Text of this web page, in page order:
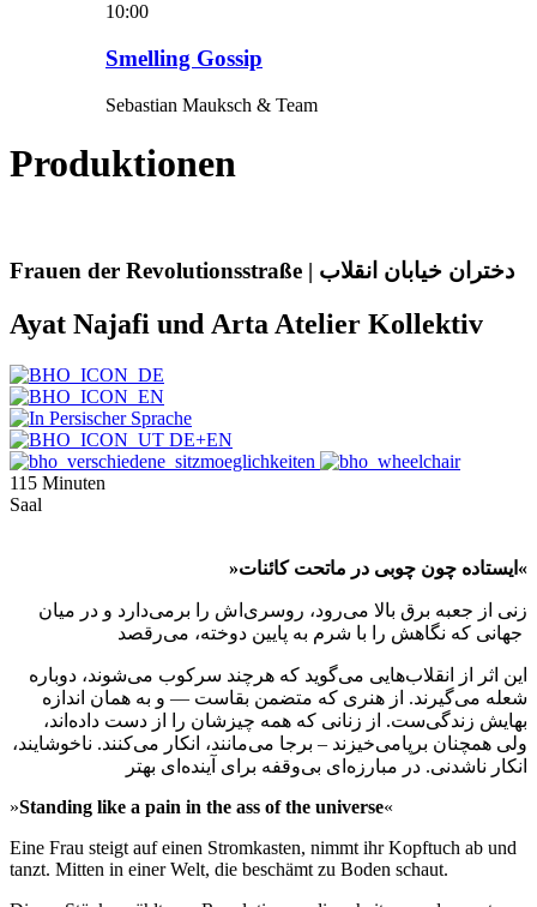
10:00
Smelling Gossip
Sebastian Mauksch & Team
Produktionen
Frauen der Revolutionsstraße | دختران خیابان انقلاب
Ayat Najafi und Arta Atelier Kollektiv
115 Minuten
Saal
»ایستاده چون چوبی در ماتحت کائنات«
زنی از جعبه برق بالا می‌رود، روسری‌اش را برمی‌دارد و در میان
این اثر از انقلاب‌هایی می‌گوید که هرچند سرکوب می‌شوند، دوباره
شعله می‌گیرند. از هنری که متضمن بقاست — و به همان اندازه
بهایش زندگی‌ست. از زنانی که همه چیزشان را از دست داده‌اند،
ولی همچنان برپامی‌خیزند – برجا می‌مانند، انکار می‌کنند. ناخوشایند،
انکار ناشدنی. در مبارزه‌ای بی‌وقفه برای آینده‌ای بهتر
»Standing like a pain in the ass of the universe«
Eine Frau steigt auf einen Stromkasten, nimmt ihr Kopftuch ab und
tanzt. Mitten in einer Welt, die beschämt zu Boden schaut.